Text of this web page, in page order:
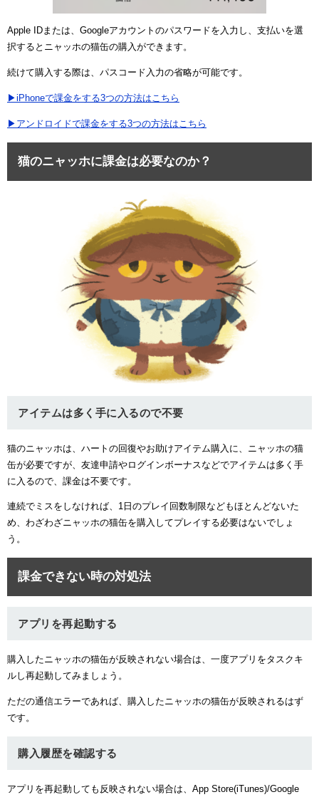
Apple IDまたは、Googleアカウントのパスワードを入力し、支払いを選
択するとニャッホの猫缶の購入ができます。
続けて購入する際は、パスコード入力の省略が可能です。
▶iPhoneで課金をする3つの方法はこちら
▶アンドロイドで課金をする3つの方法はこちら
猫のニャッホに課金は必要なのか？
アイテムは多く手に入るので不要
猫のニャッホは、ハートの回復やお助けアイテム購入に、ニャッホの猫
缶が必要ですが、友達申請やログインボーナスなどでアイテムは多く手
に入るので、課金は不要です。
連続でミスをしなければ、1日のプレイ回数制限などもほとんどないた
め、わざわざニャッホの猫缶を購入してプレイする必要はないでしょ
う。
課金できない時の対処法
アプリを再起動する
購入したニャッホの猫缶が反映されない場合は、一度アプリをタスクキ
ルし再起動してみましょう。
ただの通信エラーであれば、購入したニャッホの猫缶が反映されるはず
です。
購入履歴を確認する
アプリを再起動しても反映されない場合は、App Store(iTunes)/Google